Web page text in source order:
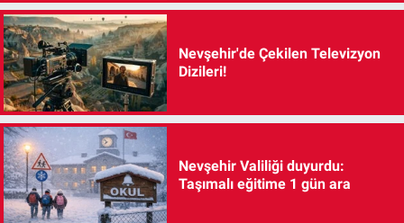
Nevşehir'de Çekilen Televizyon
Dizileri!
Nevşehir Valiliği duyurdu:
Taşımalı eğitime 1 gün ara